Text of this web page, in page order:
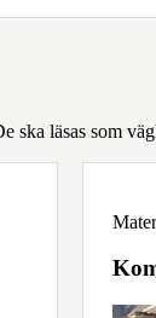
ska läsas som